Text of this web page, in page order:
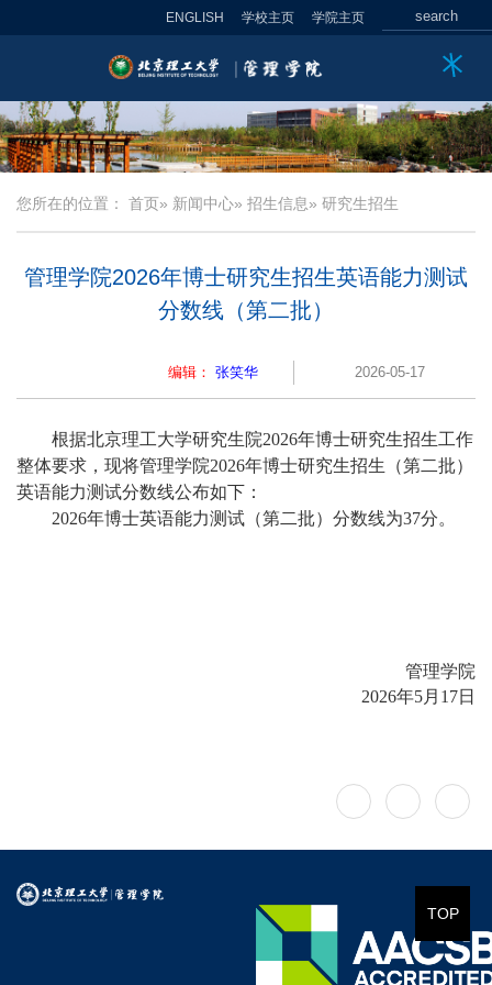
ENGLISH 学校主页 学院主页
您所在的位置： 首页» 新闻中心» 招生信息» 研究生招生
管理学院2026年博士研究生招生英语能力测试
分数线（第二批）
编辑： 张笑华 2026-05-17
根据北京理工大学研究生院2026年博士研究生招生工作
整体要求，现将管理学院2026年博士研究生招生 （第二批）
英语能力测试分数线公布如下：
2026年博士英语能力测试 （第二批） 分数线为37分。
管理学院
2026年5月 17日
TOP